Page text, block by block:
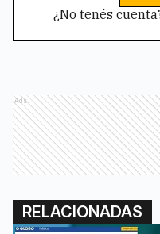
¿No tenés
Ads
RELACIONADAS